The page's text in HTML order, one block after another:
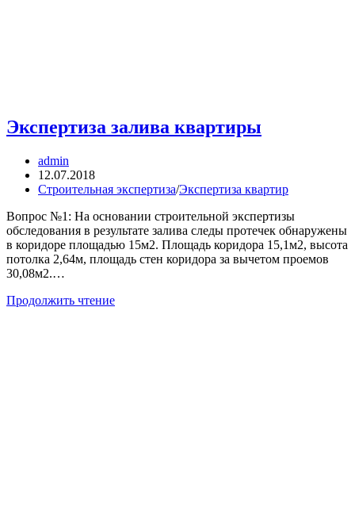
Экспертиза залива квартиры
Автор
записи:
admin
Запись
опубликована:
12.07.2018
Рубрика
Строительная экспертиза/Экспертиза квартир
Вопрос №1: На основании строительной экспертизы
обследования в результате залива следы протечек обнаружены
в коридоре площадью 15м2. Площадь коридора 15,1м2, высота
потолка 2,64м, площадь стен коридора за вычетом проемов
30,08м2.…
Продолжить чтениеЭкспертиза